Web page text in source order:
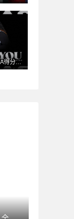
【体育资讯】WCBA得分王被裁 王牌感谢钱内迪·卡特贡献